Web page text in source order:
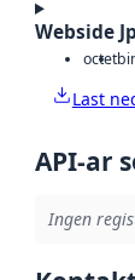
Webside
octet
Last
API-ar
Ingen